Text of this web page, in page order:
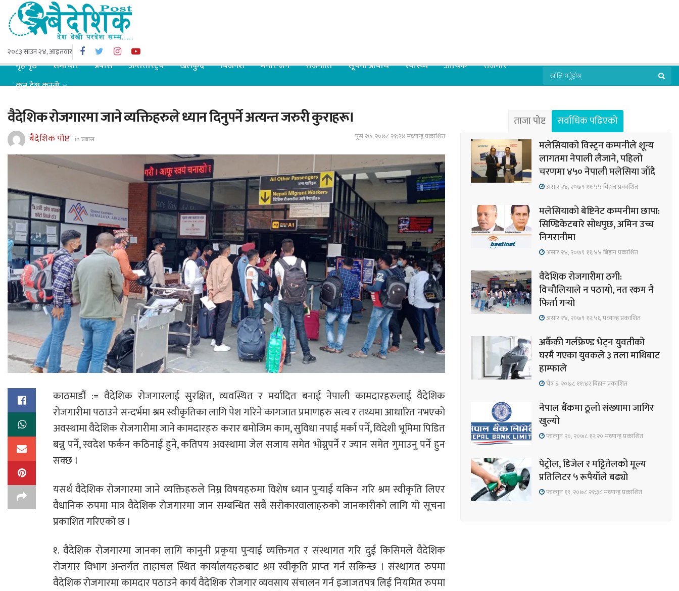
२०८३ साउन २४, आइतवार
गृह पृष्ठ समाचार प्रबास अन्तरास्ट्रिय खेलकुद बिजनेश मनोरन्जन राजनीति सूचना प्रबिधि स्वास्थ्य आर्थिक
रोजगार
कुन देश कस्तो
वैदेशिक रोजगारमा जाने व्यक्तिहरुले ध्यान दिनुपर्ने अत्यन्त जरुरी कुराहरू।
बैदेशिक पोष्ट inप्रबास पुस २७, २०७८ २१;२४ मध्यान्ह प्रकाशित
काठमाडौं := वैदेशिक रोजगारलाई सुरक्षित, व्यवस्थित र मर्यादित बनाई नेपाली कामदारहरुलाई वैदेशिक
रोजगारीमा पठाउने सन्दर्भमा श्रम स्वीकृतिका लागि पेश गरिने कागजात प्रमाणहरु सत्य र तथ्यमा आधारित नभएको
अवस्थामा वैदेशिक रोजगारीमा जाने कामदारहरु करार बमोजिम काम, सुविधा नपाई मर्का पर्ने, विदेशी भूमिमा पिडित
बन्नु पर्ने, स्वदेश फर्कन कठिनाई हुने, कतिपय अवस्थामा जेल सजाय समेत भोग्नुपर्ने र ज्यान समेत गुमाउनु पर्ने हुन
सक्छ ।
यसर्थ वैदेशिक रोजगारमा जाने व्यक्तिहरुले निम्न विषयहरुमा विशेष ध्यान पुर्‍याई यकिन गरि श्रम स्वीकृति लिएर
वैधानिक रुपमा मात्र वैदेशिक रोजगारमा जान सम्बन्धित सबै सरोकारवालाहरुको जानकारीको लागि यो सूचना
प्रकाशित गरिएको छ ।
१. वैदेशिक रोजगारमा जानका लागि कानुनी प्रकृया पुर्‍याई व्यक्तिगत र संस्थागत गरि दुई किसिमले वैदेशिक
रोजगार विभाग अन्तर्गत ताहाचल स्थित कार्यालयहरुबाट श्रम स्वीकृति प्राप्‍त गर्न सकिन्छ । संस्थागत रुपमा
वैदेशिक रोजगारमा कामदार पठाउने कार्य वैदेशिक रोजगार व्यवसाय संचालन गर्न इजाजतपत्र लिई नियमित रुपमा
ताजा पोष्ट
सर्वाधिक पढिएको
मलेसियाको विस्ट्रन कम्पनीले शून्य
लागतमा नेपाली लैजाने, पहिलो
चरणमा ४५० नेपाली मलेसिया जाँदै
असार २४, २०७९ ११;५५ बिहान प्रकाशित
मलेसियाको बेष्टिनेट कम्पनीमा छापा:
सिण्डिकेटबारे सोधपुछ, अमिन उच्च
निगरानीमा
असार २४, २०७९ ११;४४ बिहान प्रकाशित
वैदेशिक रोजगारीमा ठगी:
विचौलियाले न पठायो, नत रकम नै
फिर्ता गर्‍यो
असार १४, २०७९ १२;५६ मध्यान्ह प्रकाशित
अर्कैकी गर्लफ्रेण्ड भेट्न युवतीको
घरमै गएका युवकले ३ तला माथिबाट
हाम्फाले
चैत्र ६, २०७८ ११;४२ बिहान प्रकाशित
नेपाल बैंकमा ठूलो संख्यामा जागिर
खुल्यो
फाल्गुन २०, २०७८ १२;२० मध्यान्ह प्रकाशित
पेट्रोल, डिजेल र मट्टितेलको मूल्य
प्रतिलिटर ५ रूपैयाँले बढ्यो
फाल्गुन १९, २०७८ २१;३८ मध्यान्ह प्रकाशित